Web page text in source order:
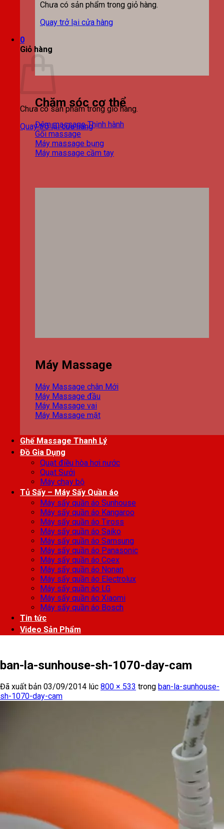
Chưa có sản phẩm trong giỏ hàng.
Quay trở lại cửa hàng
0
Giỏ hàng
Chưa có sản phẩm trong giỏ hàng.
Quay trở lại cửa hàng
Chăm sóc cơ thể
Đệm massage
Gối massage
Máy massage bụng
Máy massage cầm tay
Máy Massage
Máy Massage chân
Máy Massage đầu
Máy Massage vai
Máy Massage mặt
Ghế Massage Thanh Lý
Đồ Gia Dụng
Quạt điều hòa hơi nước
Quạt Sưởi
Máy chạy bộ
Tủ Sấy – Máy Sấy Quần áo
Máy sấy quần áo Sunhouse
Máy sấy quần áo Kangaroo
Máy sấy quần áo Tiross
Máy sấy quần áo Saiko
Máy sấy quần áo Samsung
Máy sấy quần áo Panasonic
Máy sấy quần áo Coex
Máy sấy quần áo Nonan
Máy sấy quần áo Electrolux
Máy sấy quần áo LG
Máy sấy quần áo Xiaomi
Máy sấy quần áo Bosch
Tin tức
Video Sản Phẩm
ban-la-sunhouse-sh-1070-day-cam
Đã xuất bản 03/09/2014 lúc 800 × 533 trong ban-la-sunhouse-
sh-1070-day-cam